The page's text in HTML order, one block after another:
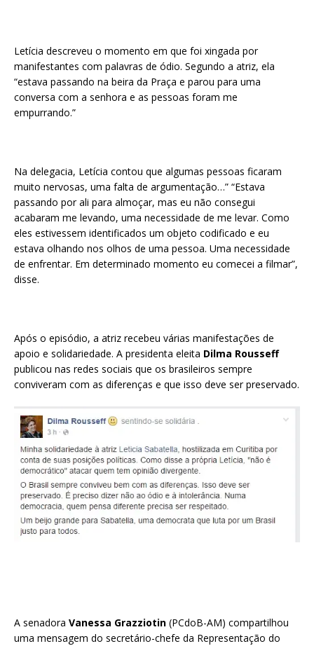
Letícia descreveu o momento em que foi xingada por
manifestantes com palavras de ódio. Segundo a atriz, ela
“estava passando na beira da Praça e parou para uma
conversa com a senhora e as pessoas foram me
empurrando.”
Na delegacia, Letícia contou que algumas pessoas ficaram
muito nervosas, uma falta de argumentação…” “Estava
passando por ali para almoçar, mas eu não consegui
acabaram me levando, uma necessidade de me levar. Como
eles estivessem identificados um objeto codificado e eu
estava olhando nos olhos de uma pessoa. Uma necessidade
de enfrentar. Em determinado momento eu comecei a filmar”,
disse.
Após o episódio, a atriz recebeu várias manifestações de
apoio e solidariedade. A presidenta eleita Dilma Rousseff
publicou nas redes sociais que os brasileiros sempre
conviveram com as diferenças e que isso deve ser preservado.
A senadora Vanessa Grazziotin (PCdoB-AM) compartilhou
uma mensagem do secretário-chefe da Representação do